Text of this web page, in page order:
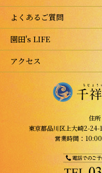
よくあるご質問
園田's LIFE
アクセス
住
東京都品川区上大崎2-
営業時間：